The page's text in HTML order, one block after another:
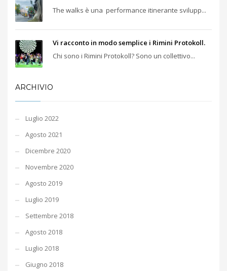
The walks è una performance itinerante svilupp...
Vi racconto in modo semplice i Rimini Protokoll.
Chi sono i Rimini Protokoll? Sono un collettivo...
ARCHIVIO
Luglio 2022
Agosto 2021
Dicembre 2020
Novembre 2020
Agosto 2019
Luglio 2019
Settembre 2018
Agosto 2018
Luglio 2018
Giugno 2018